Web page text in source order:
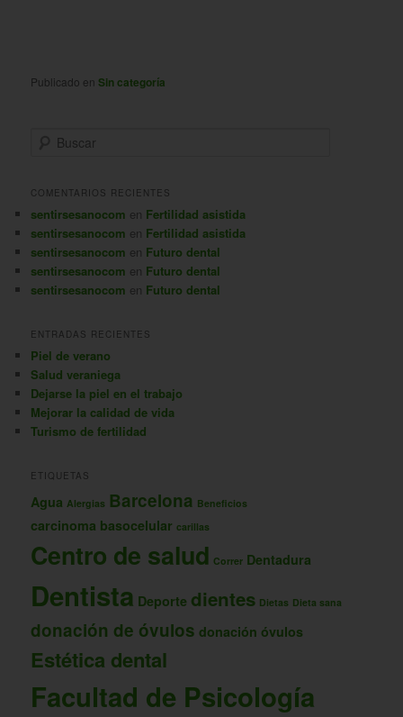
Publicado en Sin categoría
c
r
COMENTARIOS RECIENTES
sentirsesanocom en Fertilidad asistida
sentirsesanocom en Fertilidad asistida
sentirsesanocom en Futuro dental
sentirsesanocom en Futuro dental
sentirsesanocom en Futuro dental
ENTRADAS RECIENTES
Piel de verano
Salud veraniega
Dejarse la piel en el trabajo
Mejorar la calidad de vida
Turismo de fertilidad
ETIQUETAS
Agua Alergias Barcelona Beneficios
carcinoma basocelular carillas
Centro de salud Correr Dentadura
Dentista Deporte dientes Dietas Dieta sana
donación de óvulos donación óvulos
Estética dental
Facultad de Psicología